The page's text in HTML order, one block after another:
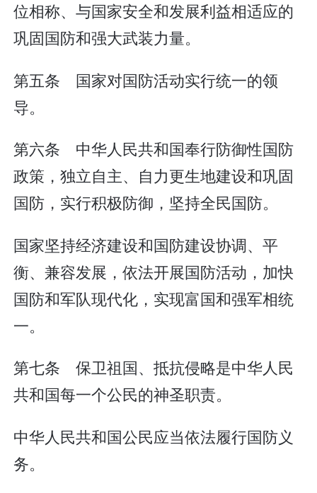
位相称、与国家安全和发展利益相适应的
巩固国防和强大武装力量。
第五条 国家对国防活动实行统一的领
导。
第六条 中华人民共和国奉行防御性国防
政策，独立自主、自力更生地建设和巩固
国防，实行积极防御，坚持全民国防。
国家坚持经济建设和国防建设协调、平
衡、兼容发展，依法开展国防活动，加快
国防和军队现代化，实现富国和强军相统
一。
第七条 保卫祖国、抵抗侵略是中华人民
共和国每一个公民的神圣职责。
中华人民共和国公民应当依法履行国防义
务。